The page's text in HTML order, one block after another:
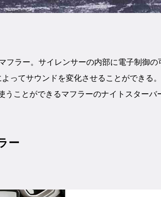
フラー。サイレンサーの内部に電子制御の
ってサウンドを変化させることができる。
ことができるマフラーのナイトスターバ
ー